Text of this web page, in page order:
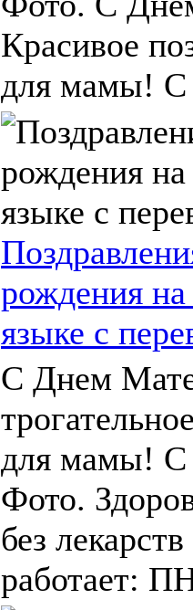
Красивое
для мамы!
рождения
языке с
С Днем
для мамы!
Фото.
без
работает: